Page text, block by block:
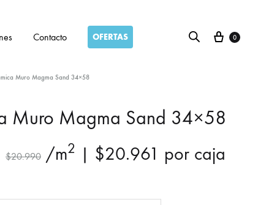
Contacto OFERTAS Carro
0
Muro Magma Sand 34×58
Muro Magma Sand 34×58
$20.990 /m2 | $20.961 por caja